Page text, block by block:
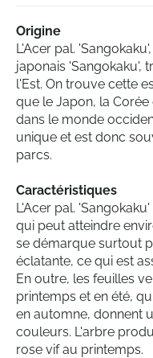
Origine
L'Acer pal.
japonais 'Sangokaku',
l'Est. On trouve cette
que le Japon, la Corée
dans le monde
unique et est donc
parcs.
Caractéristiques
L'Acer pal.
qui peut atteindre
se démarque surtout
éclatante, ce qui est
En outre, les feuilles
printemps et en été,
en automne, donnent
couleurs. L'arbre
rose vif au printemps.